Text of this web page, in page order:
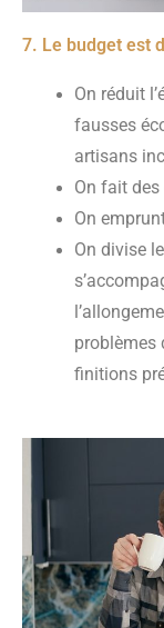
7. Le budget est
On réduit
fausses
artisans
On fait
On
On divise
problèmes
finitions